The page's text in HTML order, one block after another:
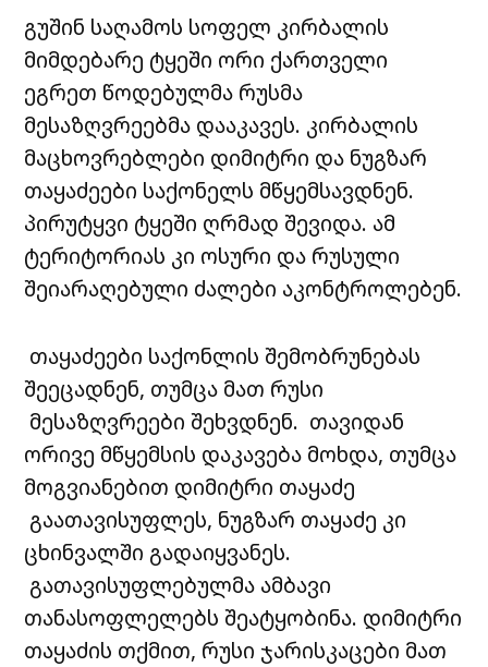
გუშინ საღამოს სოფელ კირბალის
მიმდებარე ტყეში ორი ქართველი
ეგრეთ წოდებულმა რუსმა
მესაზღვრეებმა დააკავეს. კირბალის
მაცხოვრებლები დიმიტრი და ნუგზარ
თაყაძეები საქონელს მწყემსავდნენ.
პირუტყვი ტყეში ღრმად შევიდა. ამ
ტერიტორიას კი ოსური და რუსული
შეიარაღებული ძალები აკონტროლებენ.
თაყაძეები საქონლის შემობრუნებას
შეეცადნენ, თუმცა მათ რუსი
მესაზღვრეები შეხვდნენ. თავიდან
ორივე მწყემსის დაკავება მოხდა, თუმცა
მოგვიანებით დიმიტრი თაყაძე
გაათავისუფლეს, ნუგზარ თაყაძე კი
ცხინვალში გადაიყვანეს.
გათავისუფლებულმა ამბავი
თანასოფლელებს შეატყობინა. დიმიტრი
თაყაძის თქმით, რუსი ჯარისკაცები მათ